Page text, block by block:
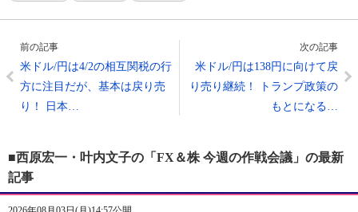
前の記事
米ドル/円は4/2の相互関税の行
方に注目だが、基本は戻り売
り！ 日本…
次の記事
米ドル/円は138円に向けて戻
り売り継続！ トランプ政策の
もとになる…
■西原宏一・叶内文子の「FX＆株 今週の作戦会議」の最新
記事